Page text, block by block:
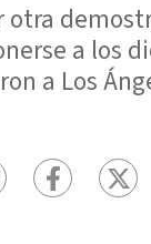
a los
a Los